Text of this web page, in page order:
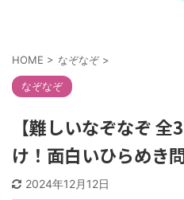
HOME > なぞなぞ >
なぞなぞ
【難しいなぞなぞ
け！面白いひらめき
2024年12月12日